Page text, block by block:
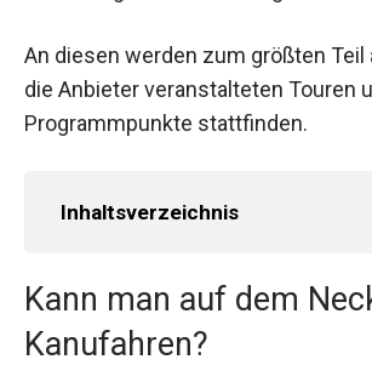
An diesen werden zum größten Teil
die Anbieter veranstalteten Touren
Programmpunkte stattfinden.
Inhaltsverzeichnis
Kann man auf dem
Kanufahren?